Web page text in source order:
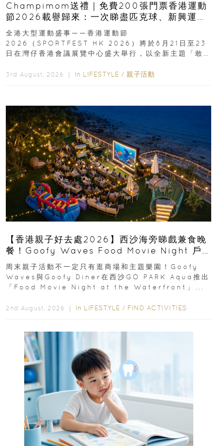
Champimom送禮｜免費200張門票香港運動
節2026載譽歸來：一次睇盡匹克球、新興運
動、街舞比賽＋逾百運動品牌展覽
全港大型運動盛事——香港運動節
2026（SPORTFEST HK 2026）將於8月21日至23
日在灣仔香港會議展覽中心盛大舉行，以全新主題「敢
3rd August, 2026 ｜ In LIFESTYLE / 親子活動
【香港親子好去處2026】西沙海旁睇戲兼食晚
餐！Goofy Waves Food Movie Night 戶
外影院逢週末登場
周末親子活動不一定只有逛商場和主題樂園！Goofy
Waves與Goofy Diner在西沙GO PARK Aqua推出
「Food Movie Night at the Waterfront」...
2nd August, 2026 ｜ In LIFESTYLE / FIND ACTIVITIES